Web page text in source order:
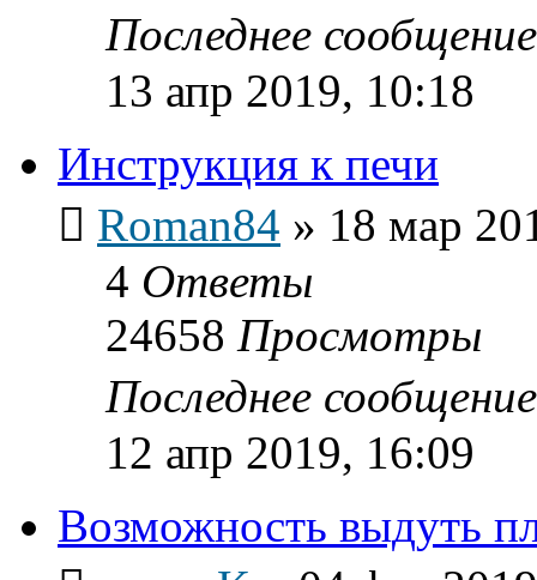
Последнее
13 апр 2019, 10:18
Инструкция к печи
Roman84 » 18 мар
4 Ответы
24658 Просмотры
Последнее
12 апр 2019, 16:09
Возможность выдуть